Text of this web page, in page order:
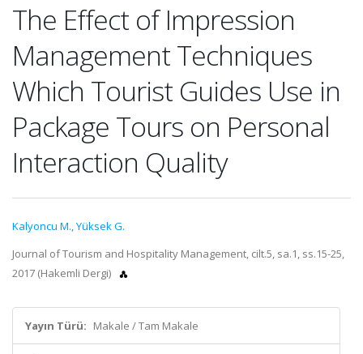
The Effect of Impression
Management Techniques
Which Tourist Guides Use in
Package Tours on Personal
Interaction Quality
Kalyoncu M.,Yüksek G.
Journal of Tourism and Hospitality Management, cilt.5, sa.1, ss.15-25,
2017 (Hakemli Dergi)
Yayın Türü: Makale / Tam Makale